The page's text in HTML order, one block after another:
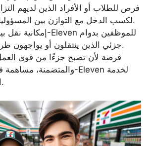
فرص للطلاب أو الأفراد الذين لديهم
لكسب الدخل مع التوازن بين المسؤوليات الأخرى.
جزئي الذين ينتقلون أو يواجهون ظروفًا متغيرة.
فرصة لأن تصبح جزءًا من قوى
المجتمعات.